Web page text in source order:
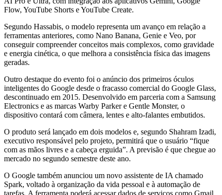
Flow, YouTube Shorts e YouTube Create.
Segundo Hassabis, o modelo representa um avanço em relação a
ferramentas anteriores, como Nano Banana, Genie e Veo, por
conseguir compreender conceitos mais complexos, como gravidade
e energia cinética, o que melhora a consistência física das imagens
geradas.
Outro destaque do evento foi o anúncio dos primeiros óculos
inteligentes do Google desde o fracasso comercial do Google Glass,
descontinuado em 2015. Desenvolvido em parceria com a Samsung
Electronics e as marcas Warby Parker e Gentle Monster, o
dispositivo contará com câmera, lentes e alto-falantes embutidos.
O produto será lançado em dois modelos e, segundo Shahram Izadi,
executivo responsável pelo projeto, permitirá que o usuário “fique
com as mãos livres e a cabeça erguida”. A previsão é que chegue ao
mercado no segundo semestre deste ano.
O Google também anunciou um novo assistente de IA chamado
Spark, voltado à organização da vida pessoal e à automação de
tarefas. A ferramenta poderá acessar dados de serviços como Gmail